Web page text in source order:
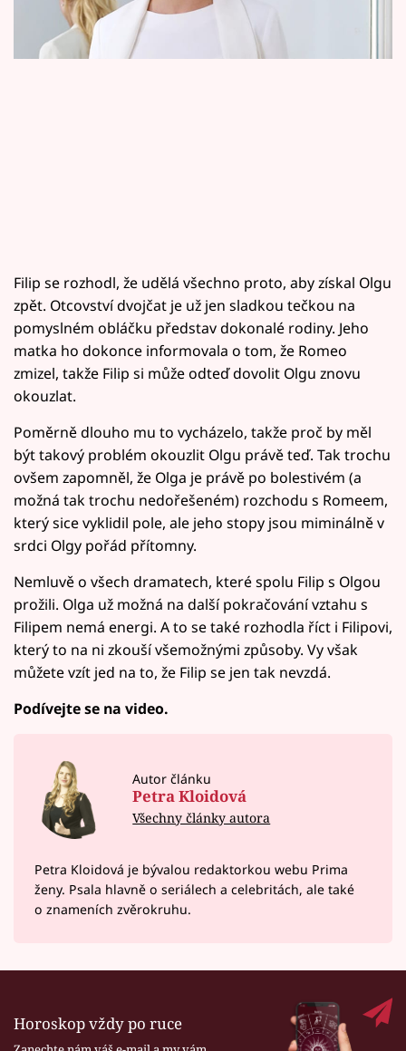
Sledujte prima+
Sledujte nás
Filip se rozhodl, že udělá všechno proto, aby získal Olgu
zpět. Otcovství dvojčat je už jen sladkou tečkou na
pomyslném obláčku představ dokonalé rodiny. Jeho
matka ho dokonce informovala o tom, že Romeo
zmizel, takže Filip si může odteď dovolit Olgu znovu
okouzlat.
Poměrně dlouho mu to vycházelo, takže proč by měl
být takový problém okouzlit Olgu právě teď. Tak trochu
ovšem zapomněl, že Olga je právě po bolestivém (a
možná tak trochu nedořešeném) rozchodu s Romeem,
který sice vyklidil pole, ale jeho stopy jsou miminálně v
srdci Olgy pořád přítomny.
Nemluvě o všech dramatech, které spolu Filip s Olgou
prožili. Olga už možná na další pokračování vztahu s
Filipem nemá energi. A to se také rozhodla říct i Filipovi,
který to na ni zkouší všemožnými způsoby. Vy však
můžete vzít jed na to, že Filip se jen tak nevzdá.
Podívejte se na video.
Autor článku
Petra Kloidová
Všechny články autora
Petra Kloidová je bývalou redaktorkou webu Prima
ženy. Psala hlavně o seriálech a celebritách, ale také
o znameních zvěrokruhu.
Horoskop vždy po ruce